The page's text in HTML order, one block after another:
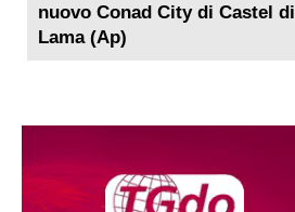
nuovo Conad City di Castel di
Lama (Ap)